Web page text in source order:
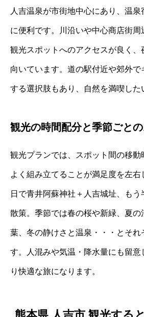
人吉温泉が市街地中心にあり、温
に便利です。川沿いや中心商店街周
観光スポットへのアクセスが良く、
向いています。道の駅付近や郊外で
する選択肢もあり、自然を満喫した
観光の時間配分と季節ごと
観光プランでは、スポット間の移動
よく組み立てることが満足度を左
日で青井阿蘇神社＋人吉城址、も
散策。季節では春の桜や新緑、夏の
葉、冬の静けさと温泉・・・とそれ
す。人混みや気温・降水量にも留意
り快適な旅になります。